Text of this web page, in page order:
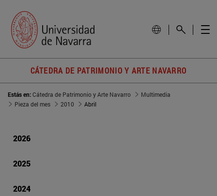
CÁTEDRA DE PATRIMONIO Y ARTE NAVARRO
Estás en:Cátedra de Patrimonio y Arte Navarro
Multimedia
Pieza del mes
2010 Abril
2026
2025
2024